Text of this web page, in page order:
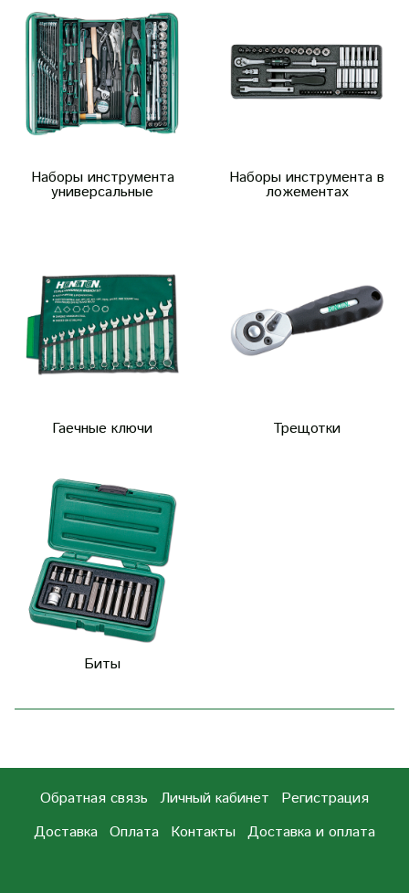
Наборы инструмента
универсальные
Наборы инструмента в
ложементах
Гаечные ключи Трещотки
Биты
Обратная связь Личный кабинет
Регистрация
Доставка Оплата Контакты Доставка и оплата